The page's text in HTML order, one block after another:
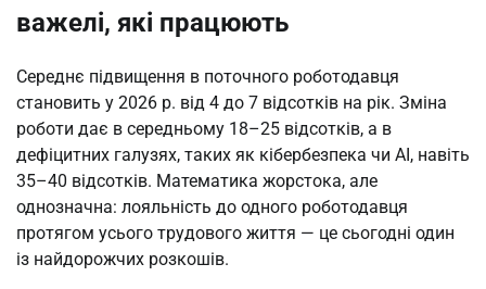
важелі, які працюють
Середнє підвищення в поточного роботодавця
становить у 2026 р. від 4 до 7 відсотків на рік. Зміна
роботи дає в середньому 18–25 відсотків, а в
дефіцитних галузях, таких як кібербезпека чи AI, навіть
35–40 відсотків. Математика жорстока, але
однозначна: лояльність до одного роботодавця
протягом усього трудового життя — це сьогодні один
із найдорожчих розкошів.